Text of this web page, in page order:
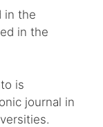
in the
in the
is
journal in